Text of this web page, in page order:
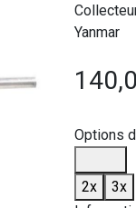
Yanmar
Options
2x
3x